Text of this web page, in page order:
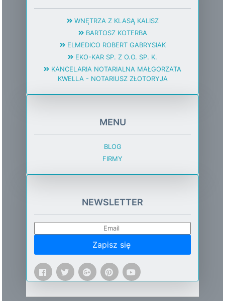
WNĘTRZA Z KLASĄ KALISZ
BARTOSZ KOTERBA
ELMEDICO ROBERT GABRYSIAK
EKO-KAR SP. Z O.O. SP. K.
KANCELARIA NOTARIALNA MAŁGORZATA
KWELLA - NOTARIUSZ ZŁOTORYJA
MENU
BLOG
FIRMY
NEWSLETTER
Zapisz się